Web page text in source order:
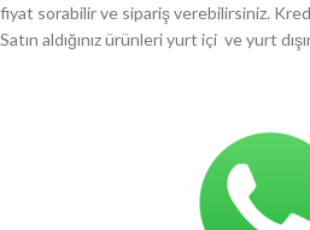
fiyat sorabilir ve sipariş verebilirsiniz.
Satın aldığınız ürünleri yurt içi ve yurt